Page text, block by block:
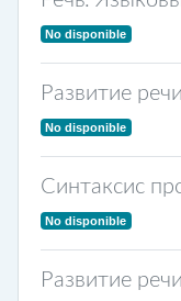
No disponible
Развитие
No disponible
Синтаксис
No disponible
Развитие